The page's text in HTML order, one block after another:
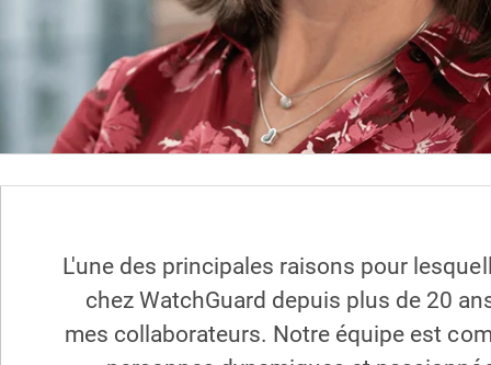
L'une des principales raisons pour
chez WatchGuard depuis plus de 20
mes collaborateurs. Notre équipe est